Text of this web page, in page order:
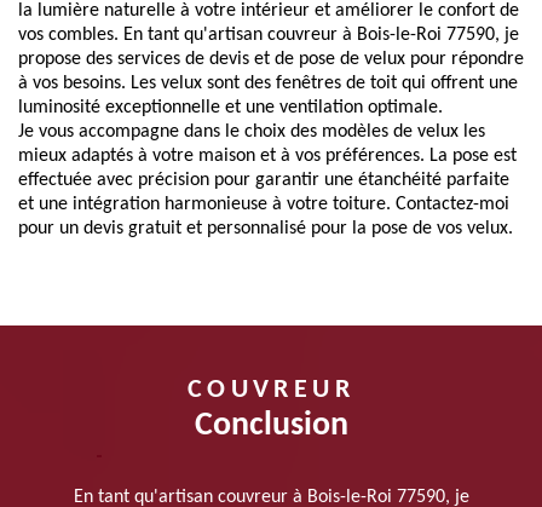
la lumière naturelle à votre intérieur et améliorer le confort de
vos combles. En tant qu'artisan couvreur à Bois-le-Roi 77590, je
propose des services de devis et de pose de velux pour répondre
à vos besoins. Les velux sont des fenêtres de toit qui offrent une
luminosité exceptionnelle et une ventilation optimale.
Je vous accompagne dans le choix des modèles de velux les
mieux adaptés à votre maison et à vos préférences. La pose est
effectuée avec précision pour garantir une étanchéité parfaite
et une intégration harmonieuse à votre toiture. Contactez-moi
pour un devis gratuit et personnalisé pour la pose de vos velux.
COUVREUR
Conclusion
En tant qu'artisan couvreur à Bois-le-Roi 77590, je